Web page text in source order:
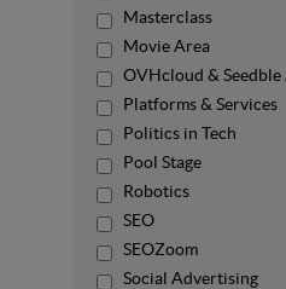
Masterclass
Movie Area
OVHcloud & Seedble
Platforms & Services
Politics in Tech
Pool Stage
Robotics
SEO
SEOZoom
Social Advertising